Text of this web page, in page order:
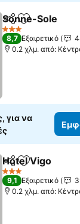
Κοινοποίηση
Προσθήκη
Sonne-Sole
3 Αστέρια
8,7 Εξαιρετικό
0.2 χλμ. από:
για να
Κοινοποίηση
Προσθήκη
Hotel Vigo
3 Αστέρια
9,1 Εξαιρετικό
0.2 χλμ. από: